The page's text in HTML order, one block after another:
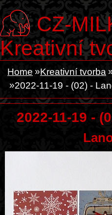
CZ-
Kreativní
Home Kreativní tvorba
2022-11-19 - (02) -
2022-11-19 -